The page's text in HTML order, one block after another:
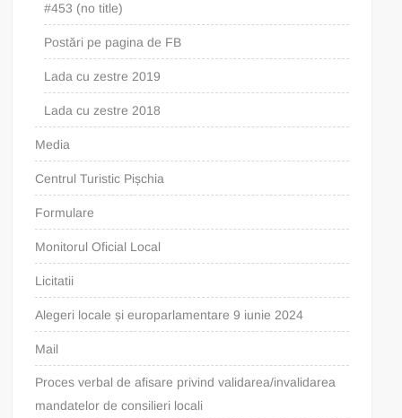
#453 (no title)
Postări pe pagina de FB
Lada cu zestre 2019
Lada cu zestre 2018
Media
Centrul Turistic Pișchia
Formulare
Monitorul Oficial Local
Licitatii
Alegeri locale și europarlamentare 9 iunie 2024
Mail
Proces verbal de afisare privind validarea/invalidarea
mandatelor de consilieri locali